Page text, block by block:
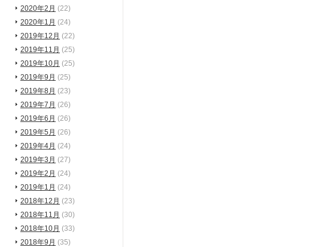
2020年2月 (22)
2020年1月 (24)
2019年12月 (22)
2019年11月 (25)
2019年10月 (25)
2019年9月 (25)
2019年8月 (23)
2019年7月 (26)
2019年6月 (26)
2019年5月 (26)
2019年4月 (24)
2019年3月 (27)
2019年2月 (24)
2019年1月 (24)
2018年12月 (23)
2018年11月 (30)
2018年10月 (33)
2018年9月 (35)